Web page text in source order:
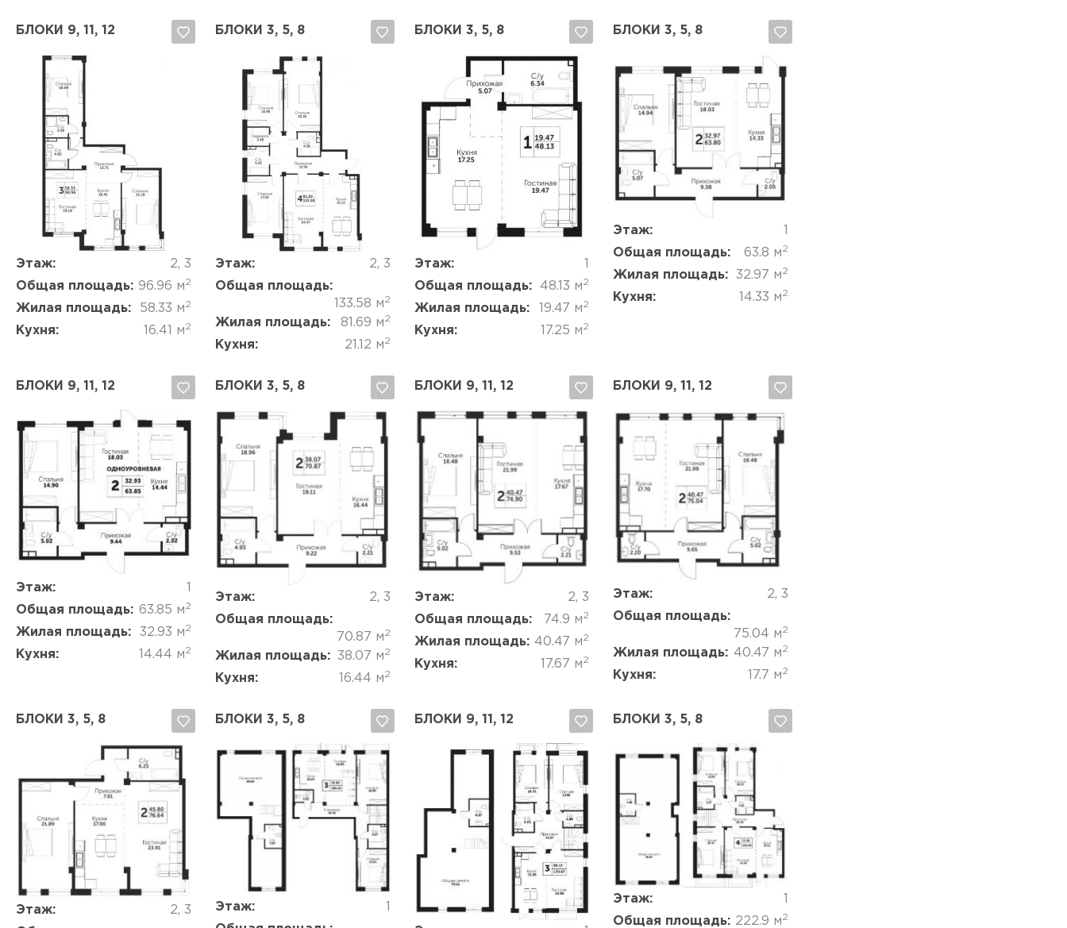
БЛОКИ 9, 11, 12
Этаж:
2, 3
Общая площадь: 96.96 м2
Жилая площадь: 58.33 м2
Кухня: 16.41 м2
Да, удалить
БЛОКИ 3, 5, 8
Этаж:
2, 3
Общая площадь:
133.58 м2
Жилая площадь: 81.69 м2
Кухня: 21.12 м2
Да, удалить Отмена
БЛОКИ 3, 5, 8
Этаж:
1
Общая площадь:
48.13 м2
Жилая площадь: 19.47 м2
Кухня: 17.25 м2
БЛОКИ 3, 5, 8
Этаж:
Общая площадь:
63.8 м2
Жилая площадь: 32.97 м2
Кухня: 14.33 м2
Да, удалить Отмена
БЛОКИ 9, 11, 12
Этаж:
Общая площадь: 63.85 м2
Жилая площадь: 32.93 м2
Кухня: 14.44 м2
Да, удалить Отмена
БЛОКИ 3, 5, 8
Этаж:
2, 3
Общая площадь:
70.87 м2
Жилая площадь: 38.07 м2
Кухня: 16.44 м2
Да, удалить Отмена
БЛОКИ 9, 11, 12
Этаж:
2, 3
Общая площадь:
74.9 м2
Жилая площадь: 40.47 м2
Кухня: 17.67 м2
Да, удалить Отмена
БЛОКИ 9, 11, 12
Этаж:
2, 3
Общая площадь:
75.04 м2
Жилая площадь: 40.47 м2
Кухня: 17.7 м2
Да, удалить Отмена
БЛОКИ 3, 5, 8
Этаж:
2, 3
Да, удалить
БЛОКИ 3, 5, 8
Этаж:
1
БЛОКИ 9, 11, 12
Отмена
БЛОКИ 3, 5, 8
Этаж:
Общая площадь: 222.9 м2
Да, удалить Отмена